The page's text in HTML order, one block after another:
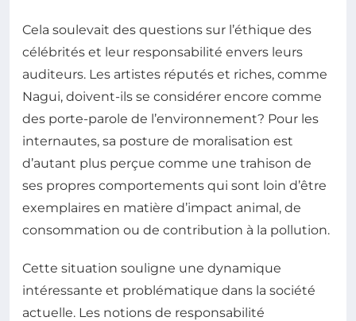
Cela soulevait des questions sur l’éthique des
célébrités et leur responsabilité envers leurs
auditeurs. Les artistes réputés et riches, comme
Nagui, doivent-ils se considérer encore comme
des porte-parole de l’environnement? Pour les
internautes, sa posture de moralisation est
d’autant plus perçue comme une trahison de
ses propres comportements qui sont loin d’être
exemplaires en matière d’impact animal, de
consommation ou de contribution à la pollution.
Cette situation souligne une dynamique
intéressante et problématique dans la société
actuelle. Les notions de responsabilité